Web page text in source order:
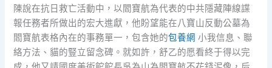
陳說在抗日救亡活動中，以閻寶航為代表的中共隱藏陣線諜
報任務者所做出的宏大進獻，他盼望能在八寶山反動公墓為
閻寶航表格內在的事務單一，包含她的包養網 小我信息、聯
絡方法、貓的豎立留念碑。就如許，舒乙的愿看終于得以完